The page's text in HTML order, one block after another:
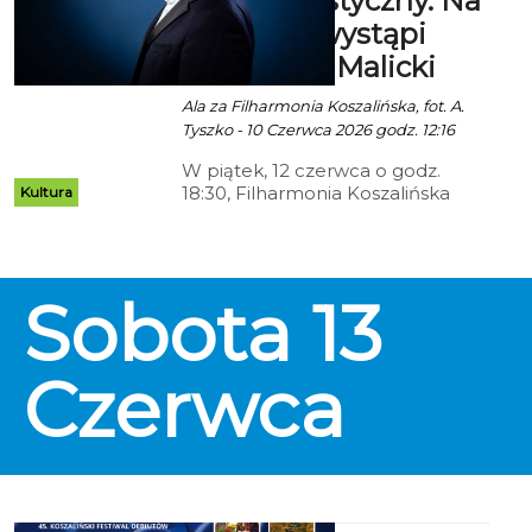
które dorosłym często umykają.
Kultura
estradzie wystąpi
Waldemar Malicki
Ala za Filharmonia Koszalińska, fot. A.
Tyszko - 10 Czerwca 2026 godz. 12:16
W piątek, 12 czerwca o godz.
18:30, Filharmonia Koszalińska
publiczność czeka wyjątkowy
koncert z udziałem jednego z
najbardziej rozpoznawalnych i
wszechstronnych polskich
Sobota 13
Czerwca